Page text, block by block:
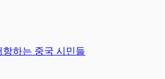
하는 중국 시민들